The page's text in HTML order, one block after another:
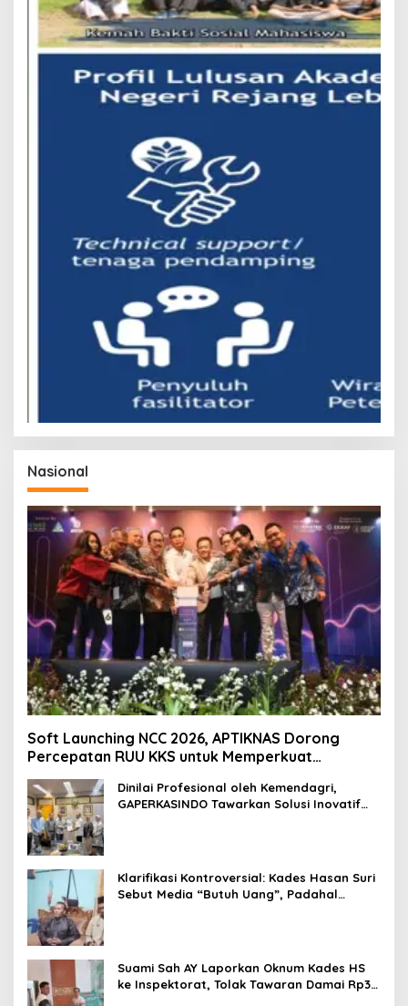
Nasional
Soft Launching NCC 2026, APTIKNAS Dorong
Percepatan RUU KKS untuk Memperkuat
Kedaulatan Digital Indonesia
Dinilai Profesional oleh Kemendagri,
GAPERKASINDO Tawarkan Solusi Inovatif
Klarifikasi Kontroversial: Kades Hasan Suri
Sebut Media “Butuh Uang”, Padahal
Suami Sah AY Laporkan Oknum Kades HS
ke Inspektorat, Tolak Tawaran Damai Rp3